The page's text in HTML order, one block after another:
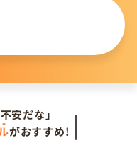
安だな」
がおすすめ!